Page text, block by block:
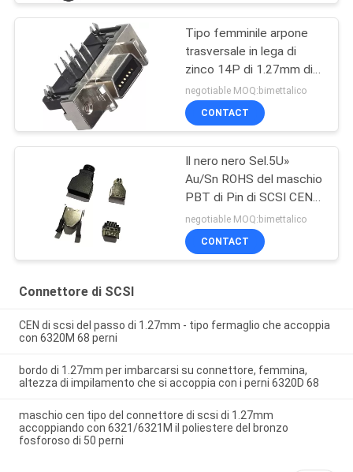
Tipo femminile arpone
trasversale in lega di
zinco 14P di 1.27mm di
Cen dei connettori di Pin
del computer della
IMMERSIONE
negotiable MOQ:bimettalico
CONTACT
Il nero nero Sel.5U»
Au/Sn ROHS del maschio
PBT di Pin di SCSI CEN-
TYPE 14 dei connettori
di Pin del computer
negotiable MOQ:bimettalico
CONTACT
Connettore di SCSI
CEN di scsi del passo di 1.27mm - tipo fermaglio che accoppia
con 6320M 68 perni
bordo di 1.27mm per imbarcarsi su connettore, femmina,
altezza di impilamento che si accoppia con i perni 6320D 68
maschio cen tipo del connettore di scsi di 1.27mm
accoppiando con 6321/6321M il poliestere del bronzo
fosforoso di 50 perni